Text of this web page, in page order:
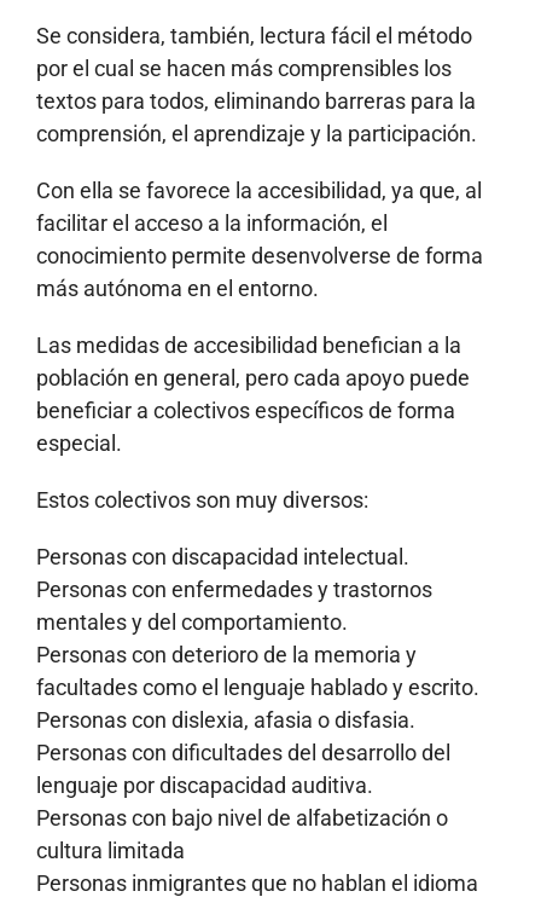
Se considera, también, lectura fácil el método
por el cual se hacen más comprensibles los
textos para todos, eliminando barreras para la
comprensión, el aprendizaje y la participación.
Con ella se favorece la accesibilidad, ya que, al
facilitar el acceso a la información, el
conocimiento permite desenvolverse de forma
más autónoma en el entorno.
Las medidas de accesibilidad benefician a la
población en general, pero cada apoyo puede
beneficiar a colectivos específicos de forma
especial.
Estos colectivos son muy diversos:
Personas con discapacidad intelectual.
Personas con enfermedades y trastornos
mentales y del comportamiento.
Personas con deterioro de la memoria y
facultades como el lenguaje hablado y escrito.
Personas con dislexia, afasia o disfasia.
Personas con dificultades del desarrollo del
lenguaje por discapacidad auditiva.
Personas con bajo nivel de alfabetización o
cultura limitada
Personas inmigrantes que no hablan el idioma